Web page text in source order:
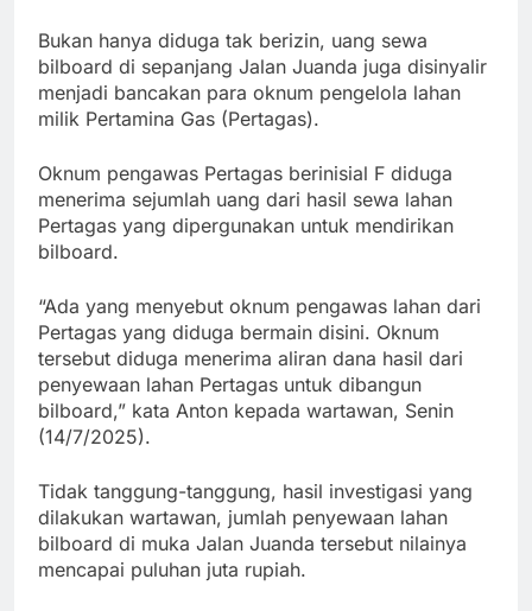
Bukan hanya diduga tak berizin, uang sewa
bilboard di sepanjang Jalan Juanda juga disinyalir
menjadi bancakan para oknum pengelola lahan
milik Pertamina Gas (Pertagas).
Oknum pengawas Pertagas berinisial F diduga
menerima sejumlah uang dari hasil sewa lahan
Pertagas yang dipergunakan untuk mendirikan
bilboard.
“Ada yang menyebut oknum pengawas lahan dari
Pertagas yang diduga bermain disini. Oknum
tersebut diduga menerima aliran dana hasil dari
penyewaan lahan Pertagas untuk dibangun
bilboard,” kata Anton kepada wartawan, Senin
(14/7/2025).
Tidak tanggung-tanggung, hasil investigasi yang
dilakukan wartawan, jumlah penyewaan lahan
bilboard di muka Jalan Juanda tersebut nilainya
mencapai puluhan juta rupiah.